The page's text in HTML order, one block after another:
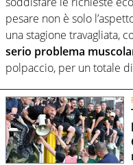
pesare non è solo
una stagione travagliata,
serio problema
polpaccio, per un totale